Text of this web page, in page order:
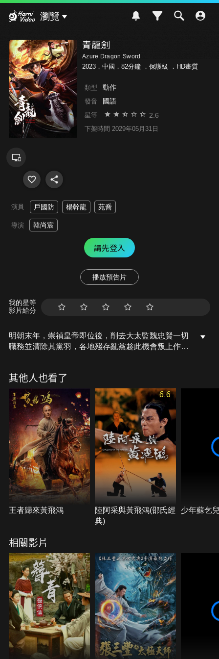
瀏覽
青龍劍
Azure Dragon Sword
2023．中國．82分鐘 ． 保護級 ．HD畫質
類型 動作
發音 國語
星等 2.6
下架時間 2029年05月31日
演員 戶國防 楊幹龍 苑喬
導演 韓尚宸
請先登入
播放預告片
我的星等
影片給分
明朝末年，崇禎皇帝即位後，削去大太監魏忠賢一切
職務並清除其黨羽，各地殘存亂黨趁此機會叛上作
動，少年李一飛在目睹父親因青龍劍被害後，遵循父
親遺願拜入鬼淵堂門下，為父報仇卻捲入更大陰謀的
故事。
其他人也看了
王者歸來黃飛鴻
6.6
陸阿采與黃飛鴻(邵氏經
典)
少年蘇乞
相關影片